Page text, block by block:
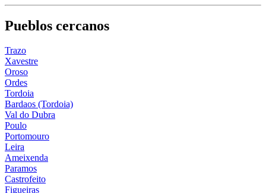
Pueblos cercanos
Trazo
Xavestre
Oroso
Ordes
Tordoia
Bardaos (Tordoia)
Val do Dubra
Poulo
Portomouro
Leira
Ameixenda
Paramos
Castrofeito
Figueiras